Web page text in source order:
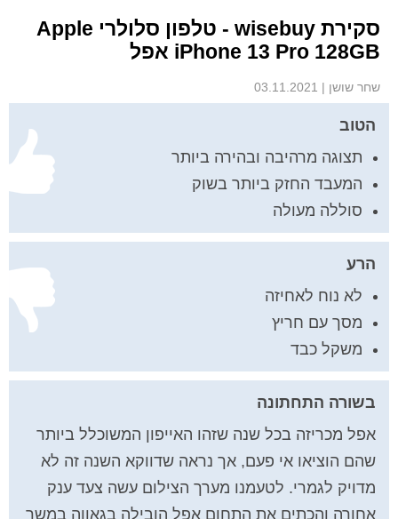
סקירת wisebuy - טלפון סלולרי Apple
iPhone 13 Pro 128GB אפל
שחר שושן |
הטוב
תצוגה מרהיבה ובהירה ביותר
המעבד החזק ביותר בשוק
סוללה מעולה
הרע
לא נוח לאחיזה
מסך עם חריץ
משקל כבד
בשורה התחתונה
אפל מכריזה בכל שנה שזהו האייפון המשוכלל ביותר
שהם הוציאו אי פעם, אך נראה שדווקא השנה זה לא
מדויק לגמרי. לטעמנו מערך הצילום עשה צעד ענק
אחורה והכתים את התחום אפל הובילה בגאווה במשך